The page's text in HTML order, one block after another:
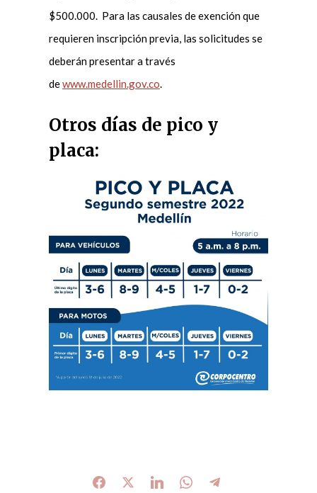
$500.000. Para las causales de exención que
requieren inscripción previa, las solicitudes se
deberán presentar a través
dewww.medellin.gov.co
Otros días de pico y
placa: